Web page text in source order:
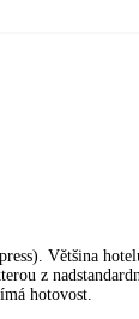
Většina
z
hotovost.